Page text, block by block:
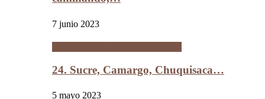
7 junio 2023
24. Sucre, Camargo, Chuquisaca…
5 mayo 2023